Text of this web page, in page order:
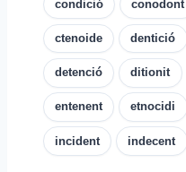
condició conodont
ctenoide dentició
detenció ditionit
entenent etnocidi
incident indecent